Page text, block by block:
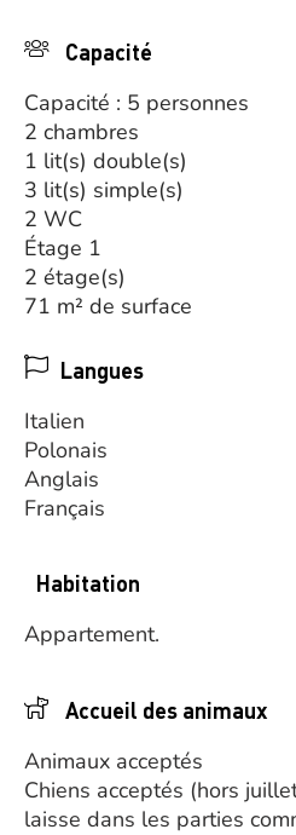
Capacité
Capacité : 5 personnes
2 chambres
1 lit(s) double(s)
3 lit(s) simple(s)
2 WC
Étage 1
2 étage(s)
71 m² de surface
Langues
Italien
Polonais
Anglais
Français
Habitation
Appartement.
Accueil des animaux
Animaux acceptés
Chiens acceptés (hors
laisse dans les parties